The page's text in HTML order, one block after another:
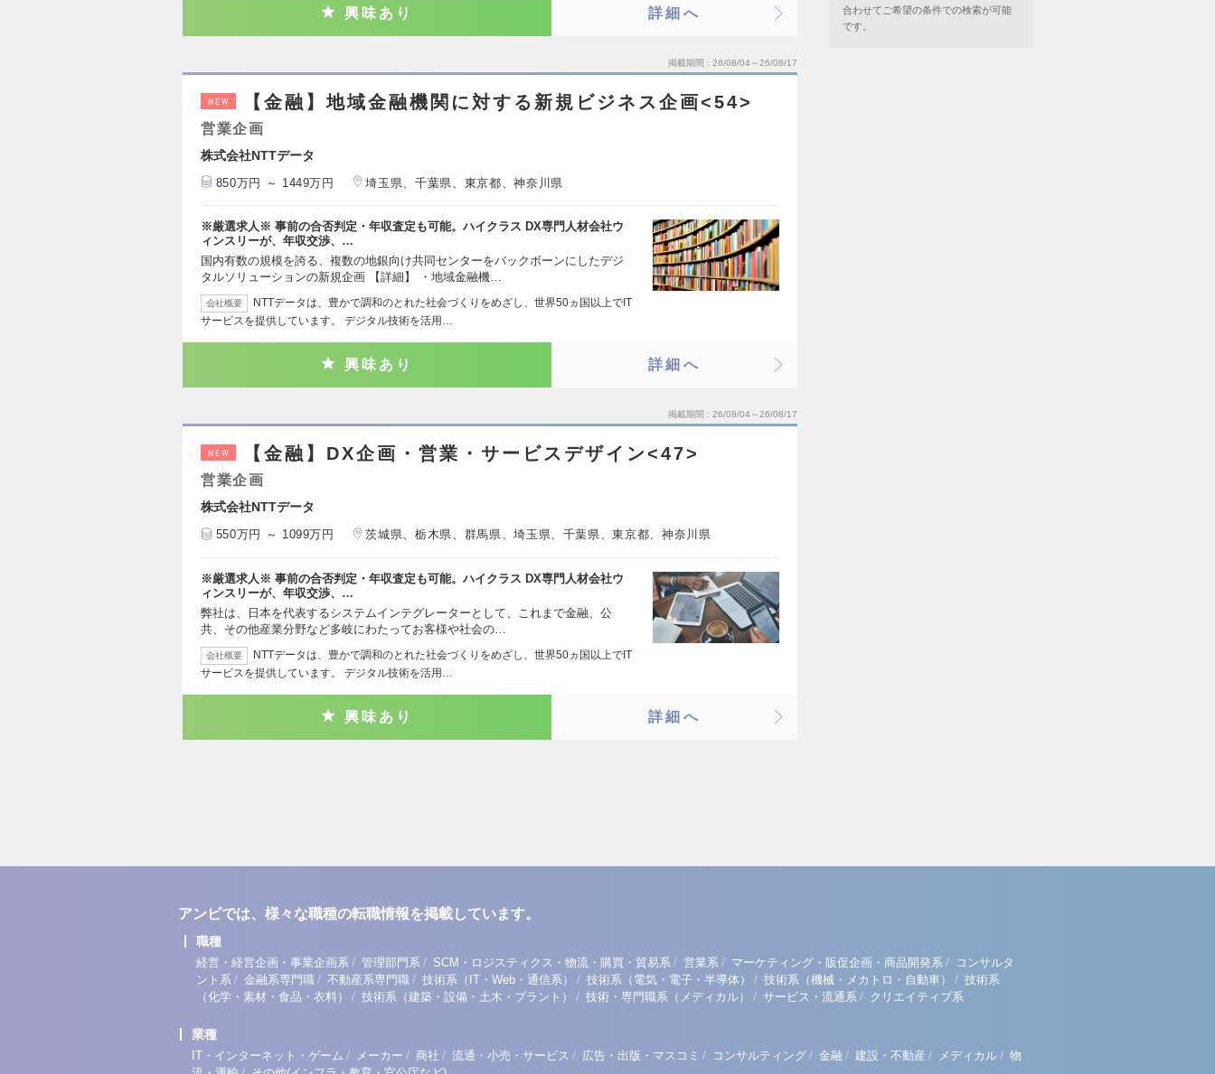
興味あり 詳細へ
掲載期間 26/08/04～26/08/17
NEW 【金融】地域金融機関に対する新規ビジネス企画<54>
営業企画
株式会社NTTデータ
850万円 ～ 1449万円 埼玉県、千葉県、東京都、神奈川県
※厳選求人※ 事前の合否判定・年収査定も可能。ハイクラス DX専門人材会社ウ
ィンスリーが、年収交渉、…
国内有数の規模を誇る、複数の地銀向け共同センターをバックボーンにしたデジ
タルソリューションの新規企画 【詳細】 ・地域金融機…
会社概要
NTTデータは、豊かで調和のとれた社会づくりをめざし、世界50ヵ国以上でIT
サービスを提供しています。 デジタル技術を活用…
興味あり 詳細へ
掲載期間 26/08/04～26/08/17
NEW 【金融】DX企画・営業・サービスデザイン<47>
営業企画
株式会社NTTデータ
550万円 ～ 1099万円 茨城県、栃木県、群馬県、埼玉県、千葉県、東京都、神奈川県
※厳選求人※ 事前の合否判定・年収査定も可能。ハイクラス DX専門人材会社ウ
ィンスリーが、年収交渉、…
弊社は、日本を代表するシステムインテグレーターとして、これまで金融、公
共、その他産業分野など多岐にわたってお客様や社会の…
会社概要
NTTデータは、豊かで調和のとれた社会づくりをめざし、世界50ヵ国以上でIT
サービスを提供しています。 デジタル技術を活用…
興味あり 詳細へ
合わせてご希望の条件での検索が可能
です。
アンビでは、様々な職種の転職情報を掲載しています。
職種
経営・経営企画・事業企画系 / 管理部門系 / SCM・ロジスティクス・物流・購買・貿易系 / 営業系 / マーケティング・販促企画・商品開発系 / コンサルタ
ント系 / 金融系専門職 / 不動産系専門職 / 技術系（IT・Web・通信系） / 技術系（電気・電子・半導体） / 技術系（機械・メカトロ・自動車） / 技術系
（化学・素材・食品・衣料）
/ 技術系（建築・設備・土木・プラント） / 技術・専門職系（メディカル） / サービス・流通系 / クリエイティブ系
業種
IT・インターネット・ゲーム / メーカー / 商社 / 流通・小売・サービス / 広告・出版・マスコミ / コンサルティング / 金融 / 建設・不動産 / メディカル / 物